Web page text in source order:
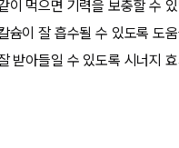
이 먹으면 기력을 보충할 수
슘이 잘 흡수될 수 있도록 도
받아들일 수 있도록 시너지